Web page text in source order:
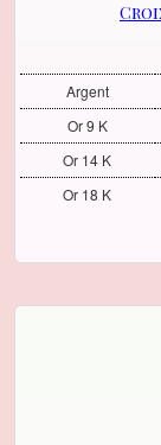
Argent
Or 9 K
Or 14 K
Or 18 K